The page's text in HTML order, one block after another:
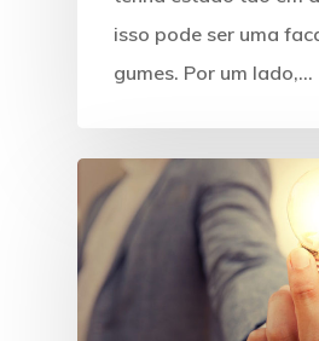
isso pode ser uma
gumes. Por um lado,…